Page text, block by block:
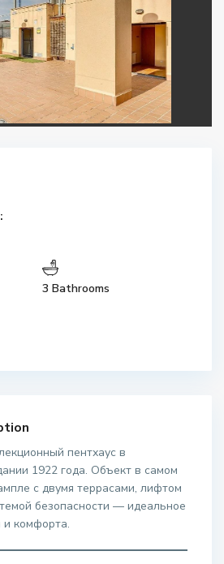
3 Bathrooms
пентхаус в
1922 года. Объект в самом
с двумя террасами, лифтом
безопасности — идеальное
и комфорта.